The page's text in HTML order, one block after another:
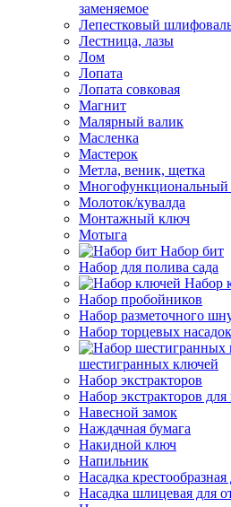
заменяемое
Лепестковый
Лестница, лазы
Лом
Лопата
Лопата совковая
Магнит
Малярный валик
Масленка
Мастерок
Метла, веник, щетка
Многофункциональный
Молоток/кувалда
Монтажный ключ
Мотыга
Набор бит
Набор для полива сада
Набор
Набор пробойников
Набор разметочного
Набор торцевых насадок
шестигранных ключей
Набор экстракторов
Набор экстракторов
Навесной замок
Наждачная бумага
Накидной ключ
Напильник
Насадка крестообразная
Насадка шлицевая для